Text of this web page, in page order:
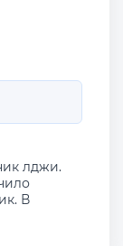
лджи.
В